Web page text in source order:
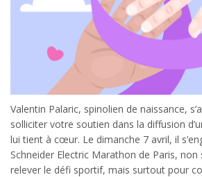
Valentin Palaric, spinolien de naissance,
solliciter votre soutien dans la diffusion
lui tient à cœur. Le dimanche 7 avril, il
Schneider Electric Marathon de Paris,
relever le défi sportif, mais surtout pour